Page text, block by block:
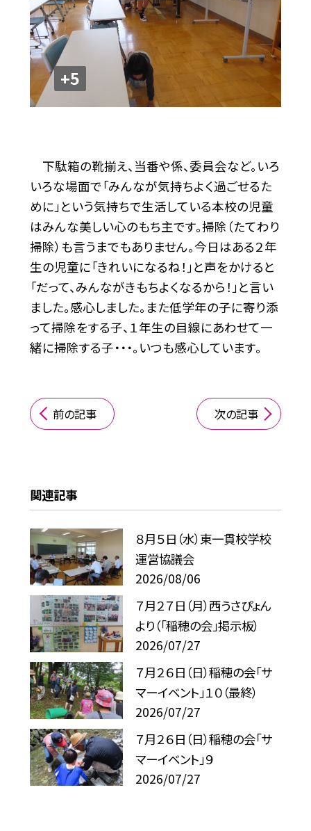
+5
下駄箱の靴揃え、当番や係、委員会など。いろ
いろな場面で「みんなが気持ちよく過ごせるた
めに」という気持ちで生活している本校の児童
はみんな美しい心のもち主です。掃除（たてわり
掃除）も言うまでもありません。今日はある２年
生の児童に「きれいになるね！」と声をかけると
「だって、みんながきもちよくなるから！」と言い
ました。感心しました。また低学年の子に寄り添
って掃除をする子、１年生の目線にあわせて一
緒に掃除する子・・・。いつも感心しています。
前の記事 次の記事
関連記事
８月５日（水）東一貫校学校
運営協議会
2026/08/06
７月２７日（月）西うさぴょん
より（「稲穂の会」掲示板）
2026/07/27
７月２６日（日）稲穂の会「サ
マーイベント」１０（最終）
2026/07/27
７月２６日（日）稲穂の会「サ
マーイベント」９
2026/07/27